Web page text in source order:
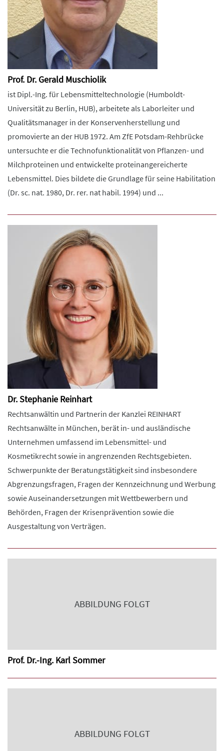
Prof. Dr. Gerald Muschiolik
ist Dipl.-Ing. für Lebensmitteltechnologie (Humboldt-
Universität zu Berlin, HUB), arbeitete als Laborleiter und
Qualitätsmanager in der Konservenherstellung und
promovierte an der HUB 1972. Am ZfE Potsdam-Rehbrücke
untersuchte er die Technofunktionalität von Pflanzen- und
Milchproteinen und entwickelte proteinangereicherte
Lebensmittel. Dies bildete die Grundlage für seine Habilitation
(Dr. sc. nat. 1980, Dr. rer. nat habil. 1994) und ...
Dr. Stephanie Reinhart
Rechtsanwältin und Partnerin der Kanzlei REINHART
Rechtsanwälte in München, berät in- und ausländische
Unternehmen umfassend im Lebensmittel- und
Kosmetikrecht sowie in angrenzenden Rechtsgebieten.
Schwerpunkte der Beratungstätigkeit sind insbesondere
Abgrenzungsfragen, Fragen der Kennzeichnung und Werbung
sowie Auseinandersetzungen mit Wettbewerbern und
Behörden, Fragen der Krisenprävention sowie die
Ausgestaltung von Verträgen.
ABBILDUNG FOLGT
Prof. Dr.-Ing. Karl Sommer
ABBILDUNG FOLGT